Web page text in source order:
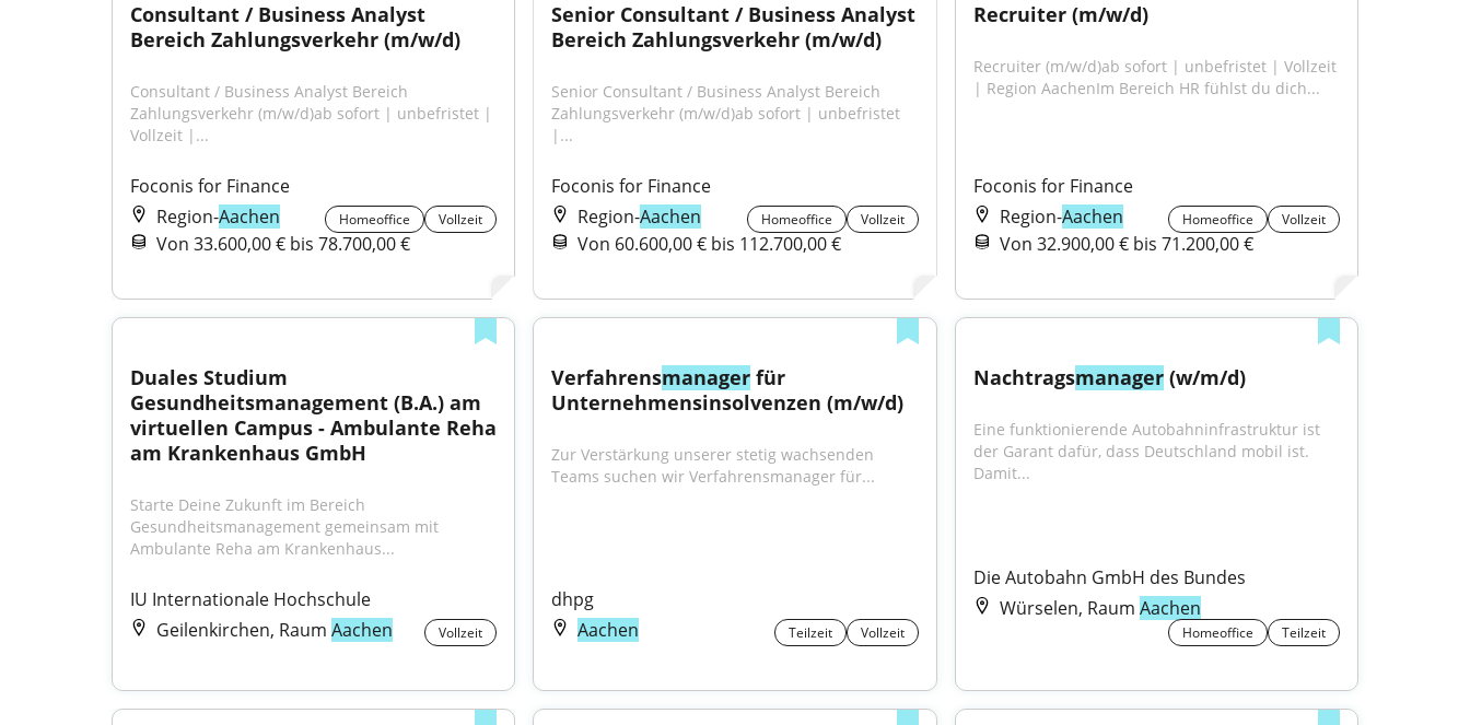
Consultant / Business Analyst
Bereich Zahlungsverkehr (m/w/d)
Consultant / Business Analyst Bereich
Zahlungsverkehr (m/w/d)ab sofort | unbefristet |
Vollzeit |...
Foconis for Finance
Region-Aachen Homeoffice Vollzeit
Von 33.600,00 € bis 78.700,00 €
Senior Consultant / Business Analyst
Bereich Zahlungsverkehr (m/w/d)
Senior Consultant / Business Analyst Bereich
Zahlungsverkehr (m/w/d)ab sofort | unbefristet
|...
Foconis for Finance
Region-Aachen Homeoffice Vollzeit
Von 60.600,00 € bis 112.700,00 €
Recruiter (m/w/d)
Recruiter (m/w/d)ab sofort | unbefristet | Vollzeit
| Region AachenIm Bereich HR fühlst du dich...
Foconis for Finance
Region-Aachen Homeoffice Vollzeit
Von 32.900,00 € bis 71.200,00 €
Duales Studium
Gesundheitsmanagement (B.A.) am
virtuellen Campus - Ambulante Reha
am Krankenhaus GmbH
Starte Deine Zukunft im Bereich
Gesundheitsmanagement gemeinsam mit
Ambulante Reha am Krankenhaus...
IU Internationale Hochschule
Geilenkirchen, Raum Aachen Vollzeit
Verfahrensmanager für
Unternehmensinsolvenzen (m/w/d)
Zur Verstärkung unserer stetig wachsenden
Teams suchen wir Verfahrensmanager für...
dhpg
Aachen
Teilzeit Vollzeit
Nachtragsmanager (w/m/d)
Eine funktionierende Autobahn­infrastruktur ist
der Garant dafür, dass Deutschland mobil ist.
Damit...
Die Autobahn GmbH des Bundes
Würselen, Raum Aachen
Homeoffice Teilzeit